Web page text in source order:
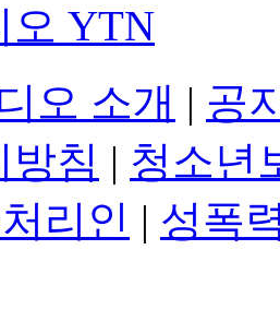
오 YTN
오 소개 | 공
방침 | 청소년
리인 | 성폭